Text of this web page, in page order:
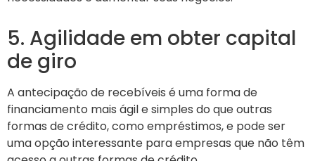
5. Agilidade em obter capital
de giro
A antecipação de recebíveis é uma forma de
financiamento mais ágil e simples do que outras
formas de crédito, como empréstimos, e pode ser
uma opção interessante para empresas que não têm